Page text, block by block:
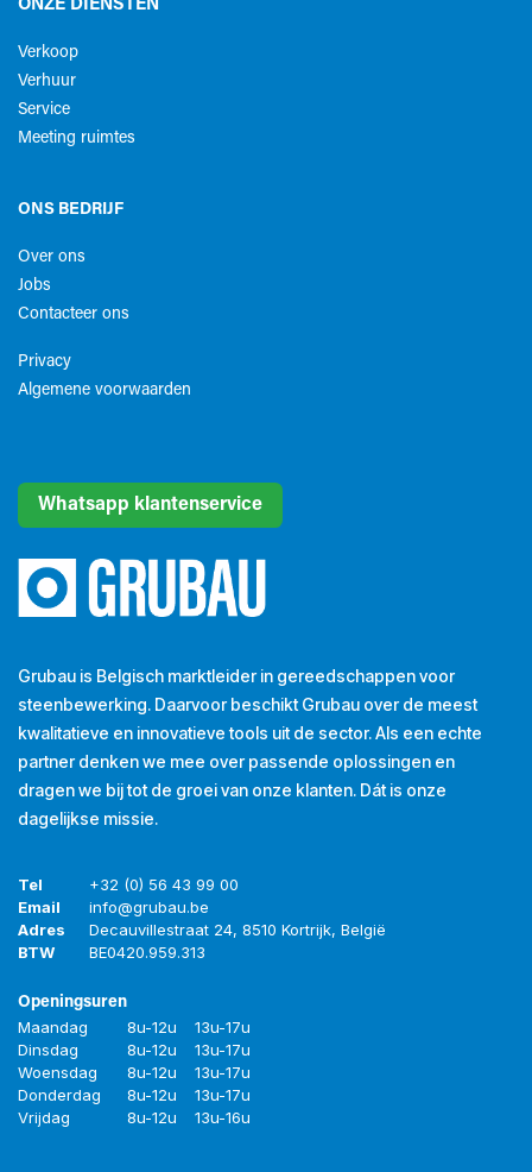
ONZE DIENSTEN
Verkoop
Verhuur
Service
Meeting ruimtes
ONS BEDRIJF
Over ons
Jobs
Contacteer ons
Privacy
Algemene voorwaarden​
Whatsapp klantenservice
Grubau is Belgisch marktleider in gereedschappen voor
steenbewerking. Daarvoor beschikt Grubau over de meest
kwalitatieve en innovatieve tools uit de sector. Als een echte
partner denken we mee over passende oplossingen en
dragen we bij tot de groei van onze klanten. Dát is onze
dagelijkse missie.
Tel
+32 (0) 56 43 99 00
Email
info@grubau.be
Adres
Decauvillestraat 24, 8510 Kortrijk, België
BTW
BE0420.959.313
Openingsuren
Maandag 8u-12u
13u-17u
Dinsdag
8u-12u
13u-17u
Woensdag
8u-12u
13u-17u
Donderdag
8u-12u
13u-17u
Vrijdag
8u-12u 13u-16u